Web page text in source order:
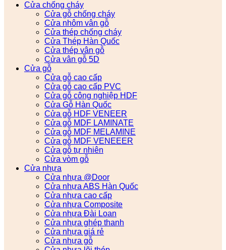
Cửa chống cháy
Cửa gỗ chống cháy
Cửa nhôm vân gỗ
Cửa thép chống cháy
Cửa Thép Hàn Quốc
Cửa thép vân gỗ
Cửa vân gỗ 5D
Cửa gỗ
Cửa gỗ cao cấp
Cửa gỗ cao cấp PVC
Cửa gỗ công nghiệp HDF
Cửa Gỗ Hàn Quốc
Cửa gỗ HDF VENEER
Cửa gỗ MDF LAMINATE
Cửa gỗ MDF MELAMINE
Cửa gỗ MDF VENEEER
Cửa gỗ tự nhiên
Cửa vòm gỗ
Cửa nhựa
Cửa nhựa @Door
Cửa nhựa ABS Hàn Quốc
Cửa nhựa cao cấp
Cửa nhựa Composite
Cửa nhựa Đài Loan
Cửa nhựa ghép thanh
Cửa nhựa giá rẻ
Cửa nhựa gỗ